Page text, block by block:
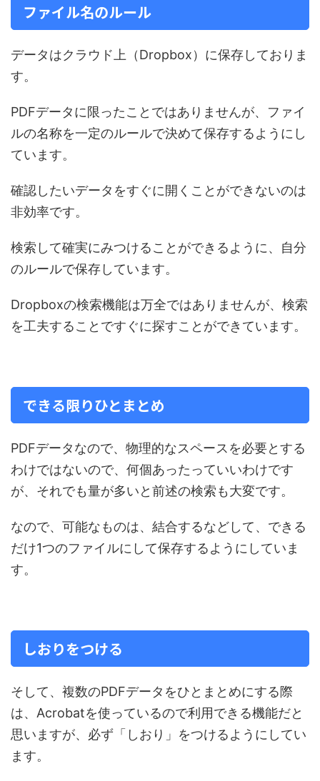
ファイル名のルール
データはクラウド上（Dropbox）に保存しておりま
す。
PDFデータに限ったことではありませんが、ファイ
ルの名称を一定のルールで決めて保存するようにし
ています。
確認したいデータをすぐに開くことができないのは
非効率です。
検索して確実にみつけることができるように、自分
のルールで保存しています。
Dropboxの検索機能は万全ではありませんが、検索
を工夫することですぐに探すことができています。
できる限りひとまとめ
PDFデータなので、物理的なスペースを必要とする
わけではないので、何個あったっていいわけです
が、それでも量が多いと前述の検索も大変です。
なので、可能なものは、結合するなどして、できる
だけ1つのファイルにして保存するようにしていま
す。
しおりをつける
そして、複数のPDFデータをひとまとめにする際
は、Acrobatを使っているので利用できる機能だと
思いますが、必ず「しおり」をつけるようにしてい
ます。